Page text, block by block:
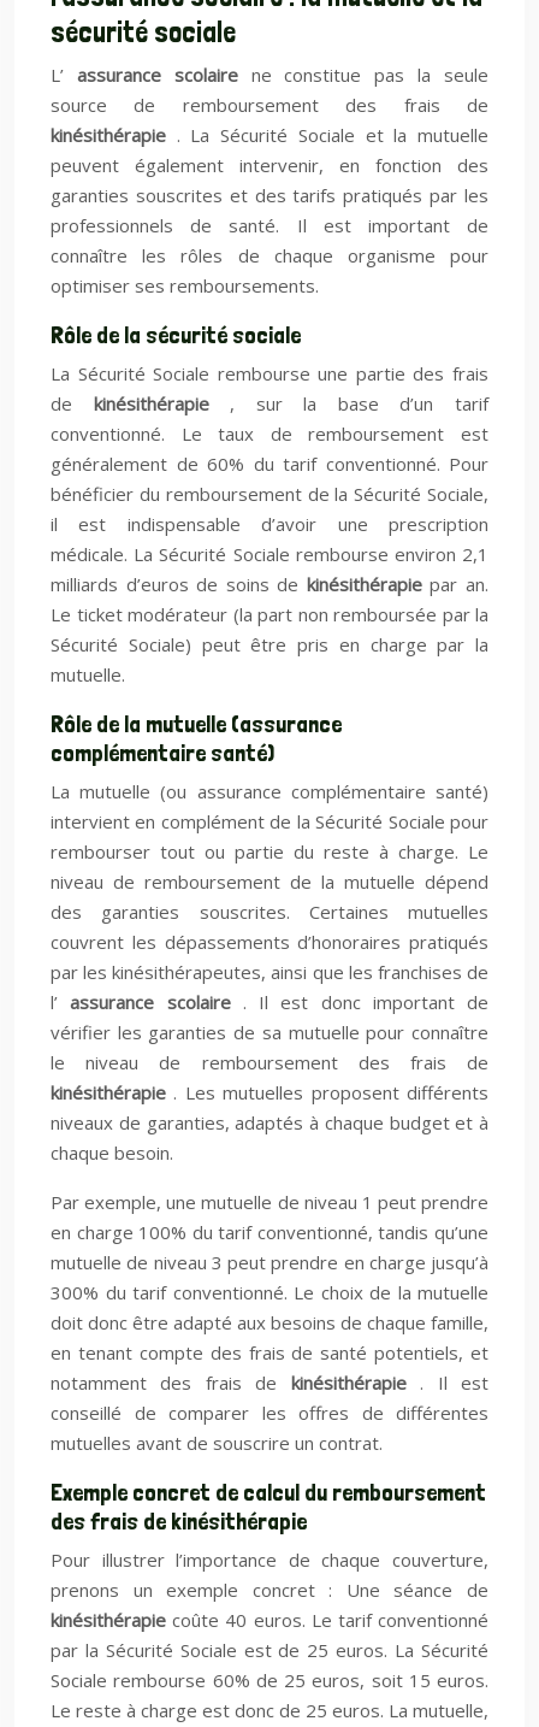
sécurité sociale
L’ assurance scolaire ne constitue pas la seule
source de remboursement des frais de
kinésithérapie . La Sécurité Sociale et la mutuelle
peuvent également intervenir, en fonction des
garanties souscrites et des tarifs pratiqués par les
professionnels de santé. Il est important de
connaître les rôles de chaque organisme pour
optimiser ses remboursements.
Rôle de la sécurité sociale
La Sécurité Sociale rembourse une partie des frais
de kinésithérapie , sur la base d’un tarif
conventionné. Le taux de remboursement est
généralement de 60% du tarif conventionné. Pour
bénéficier du remboursement de la Sécurité Sociale,
il est indispensable d’avoir une prescription
médicale. La Sécurité Sociale rembourse environ 2,1
milliards d’euros de soins de kinésithérapiepar an.
Le ticket modérateur (la part non remboursée par la
Sécurité Sociale) peut être pris en charge par la
mutuelle.
Rôle de la mutuelle (assurance
complémentaire santé)
La mutuelle (ou assurance complémentaire santé)
intervient en complément de la Sécurité Sociale pour
rembourser tout ou partie du reste à charge. Le
niveau de remboursement de la mutuelle dépend
des garanties souscrites. Certaines mutuelles
couvrent les dépassements d’honoraires pratiqués
par les kinésithérapeutes, ainsi que les franchises de
l’assurance scolaire . Il est donc important de
vérifier les garanties de sa mutuelle pour connaître
le niveau de remboursement des frais de
kinésithérapie . Les mutuelles proposent différents
niveaux de garanties, adaptés à chaque budget et à
chaque besoin.
Par exemple, une mutuelle de niveau 1 peut prendre
en charge 100% du tarif conventionné, tandis qu’une
mutuelle de niveau 3 peut prendre en charge jusqu’à
300% du tarif conventionné. Le choix de la mutuelle
doit donc être adapté aux besoins de chaque famille,
en tenant compte des frais de santé potentiels, et
notamment des frais de kinésithérapie . Il est
conseillé de comparer les offres de différentes
mutuelles avant de souscrire un contrat.
Exemple concret de calcul du remboursement
des frais de kinésithérapie
Pour illustrer l’importance de chaque couverture,
prenons un exemple concret : Une séance de
kinésithérapiecoûte 40 euros. Le tarif conventionné
par la Sécurité Sociale est de 25 euros. La Sécurité
Sociale rembourse 60% de 25 euros, soit 15 euros.
Le reste à charge est donc de 25 euros. La mutuelle,